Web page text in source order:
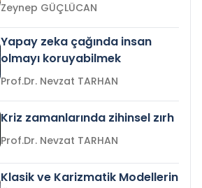
Zeynep GÜÇLÜCAN
Yapay zeka çağında insan
olmayı koruyabilmek
Prof.Dr. Nevzat TARHAN
Kriz zamanlarında zihinsel zırh
Prof.Dr. Nevzat TARHAN
Klasik ve Karizmatik Modellerin